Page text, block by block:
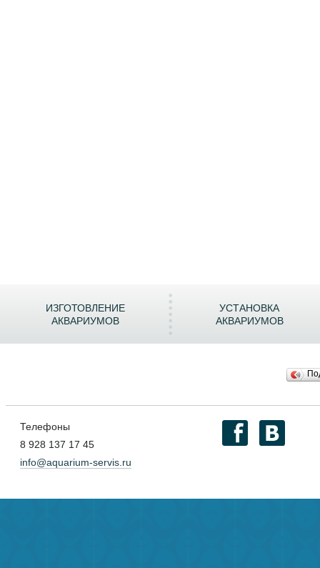
ИЗГОТОВЛЕНИЕ
АКВАРИУМОВ
УСТАНОВКА
АКВАРИУМОВ
Телефоны
8 928 137 17 45
info@aquarium-servis.ru